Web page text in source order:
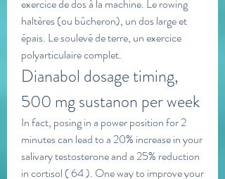
exercice de dos à la machine. Le rowing
haltères (ou bûcheron), un dos large et
épais. Le soulevé de terre, un exercice
polyarticulaire complet.
Dianabol dosage timing,
500 mg sustanon per week
In fact, posing in a power position for 2
minutes can lead to a 20% increase in your
salivary testosterone and a 25% reduction
in cortisol ( 64 ). One way to improve your